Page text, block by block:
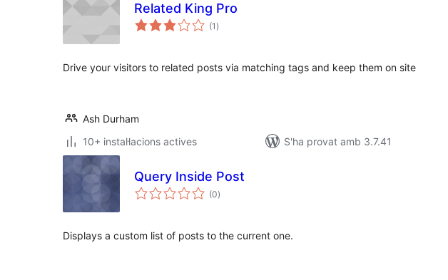
Related King Pro
(1 puntuacions
totals
)
Drive your visitors to related posts via matching tags and keep them on site
Ash Durham
10+ instal·lacions actives
S'ha provat amb 3.7.41
Query Inside Post
(0puntuacions
totals
)
Displays a custom list of posts to the current one.